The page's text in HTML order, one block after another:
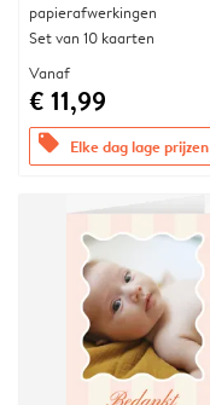
papierafwerkingen
Set van 10 kaarten
Vanaf
€ 11,99
offers Elke dag lage prijzen